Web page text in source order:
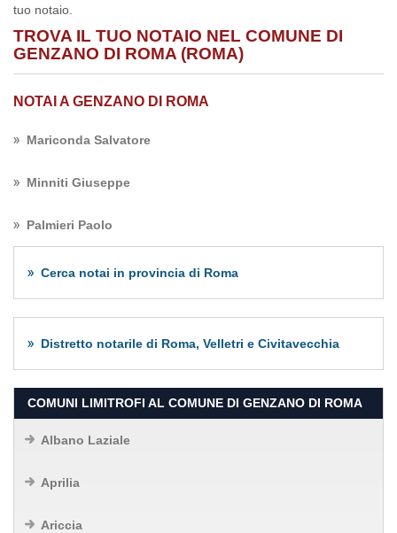
tuo notaio.
TROVA IL TUO NOTAIO NEL COMUNE DI
GENZANO DI ROMA (ROMA)
NOTAI A GENZANO DI ROMA
Mariconda Salvatore
Minniti Giuseppe
Palmieri Paolo
Cerca notai in provincia di Roma
Distretto notarile di Roma, Velletri e Civitavecchia
COMUNI LIMITROFI AL COMUNE DI GENZANO DI ROMA
Albano Laziale
Aprilia
Ariccia